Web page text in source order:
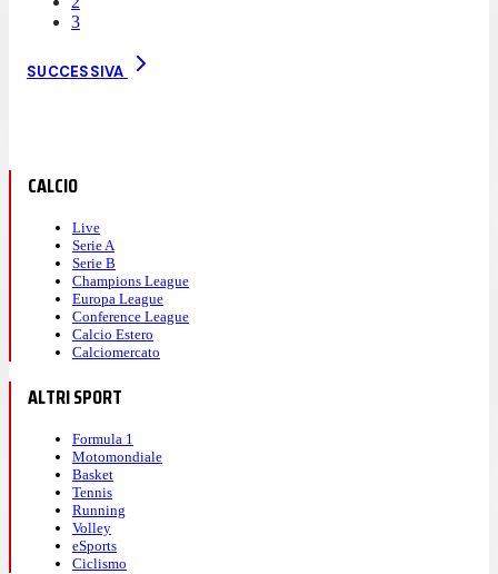
3
SUCCESSIVA
CALCIO
Live
Serie A
Serie B
Champions League
Europa League
Conference League
Calcio Estero
Calciomercato
ALTRI SPORT
Formula 1
Motomondiale
Basket
Tennis
Running
Volley
eSports
Ciclismo